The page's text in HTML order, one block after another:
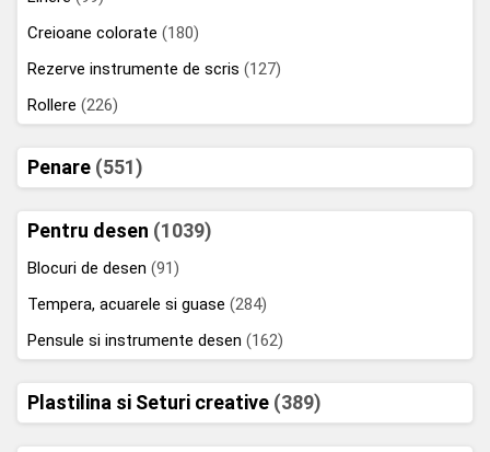
Creioane colorate (180)
Rezerve instrumente de scris (127)
Rollere (226)
Penare (551)
Pentru desen (1039)
Blocuri de desen (91)
Tempera, acuarele si guase (284)
Pensule si instrumente desen (162)
Plastilina si Seturi creative (389)